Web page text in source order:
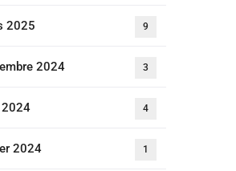
2025 9
2024 3
4
2024 1